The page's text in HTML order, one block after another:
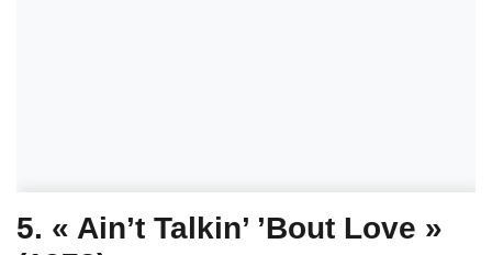
5. « Ain’t Talkin’ ’Bout Love »